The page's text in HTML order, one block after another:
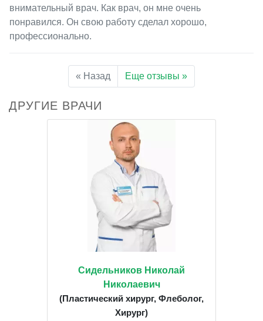
внимательный врач. Как врач, он мне очень
понравился. Он свою работу сделал хорошо,
профессионально.
« Назад Еще отзывы »
ДРУГИЕ ВРАЧИ
Сидельников Николай
Николаевич
(Пластический хирург, Флеболог,
Хирург)